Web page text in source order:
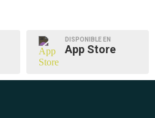
DISPONIBLE EN
App Store